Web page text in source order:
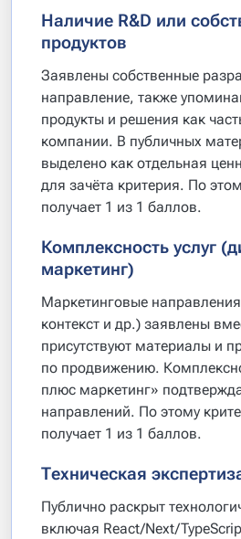
Наличие R&D или
продуктов
Заявлены собственные
направление, также
продукты и решения как
компании. В публичных
выделено как отдельная
для зачёта критерия. По
получает 1 из 1 баллов.
Комплексность услуг
маркетинг)
Маркетинговые направления
контекст и др.) заявлены
присутствуют материалы и
по продвижению.
плюс маркетинг»
направлений. По этому
получает 1 из 1 баллов.
Техническая
Публично раскрыт
включая React/Next/